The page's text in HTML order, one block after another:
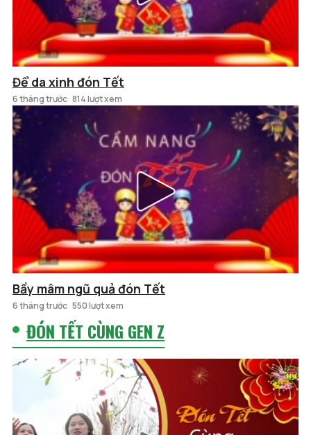
Để da xinh đón Tết
6 tháng trước 814 lượt xem
Bầy mâm ngũ quả đón Tết
6 tháng trước 550 lượt xem
ĐÓN TẾT CÙNG GEN Z